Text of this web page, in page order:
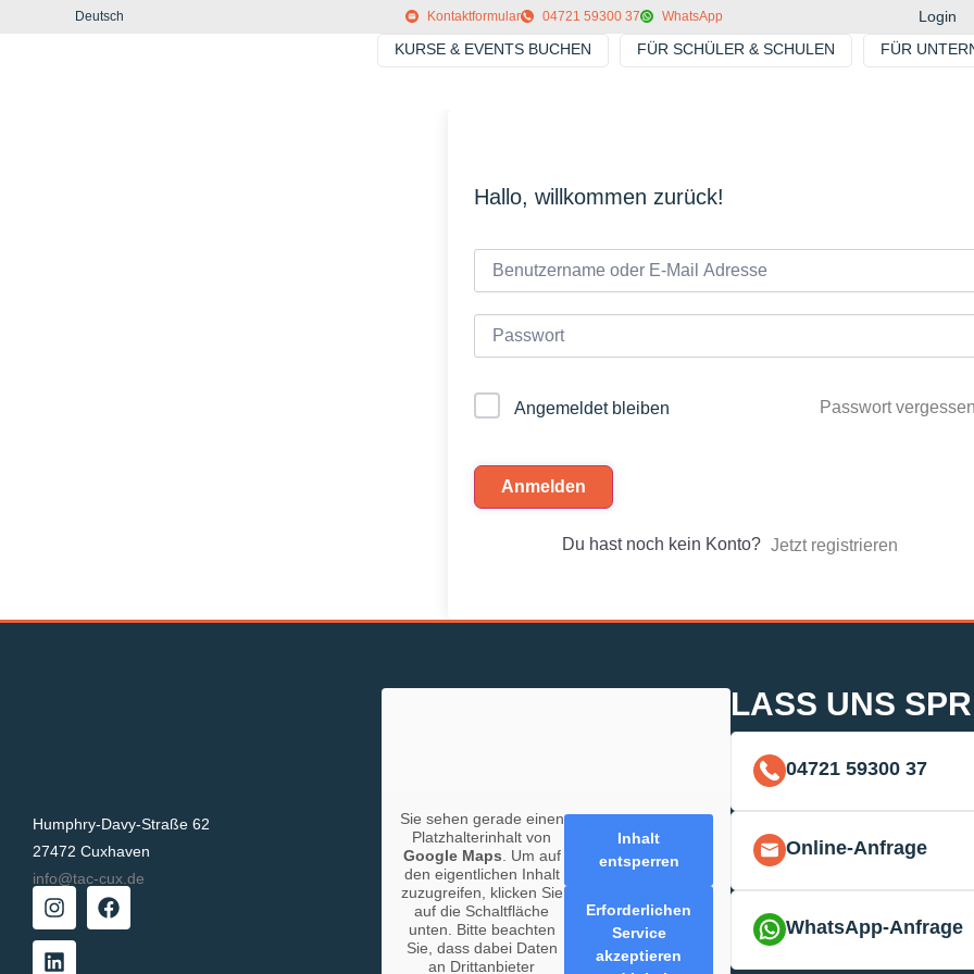
Deutsch Kontaktformular 04721 59300 37 WhatsApp
Login
KURSE & EVENTS BUCHEN
FÜR SCHÜLER & SCHULEN FÜR
Hallo, willkommen zurück!
Angemeldet bleiben Passwort
Anmelden
Du hast noch kein Konto? Jetzt registrieren
Humphry-Davy-Straße 62
27472 Cuxhaven
info@tac-cux.de
Sie sehen gerade einen
Platzhalterinhalt von
Google Maps . Um auf
den eigentlichen Inhalt
zuzugreifen, klicken Sie
auf die Schaltfläche
unten. Bitte beachten
Sie, dass dabei Daten
an Drittanbieter
Inhalt
entsperren
Erforderlichen
Service
akzeptieren
LASS UNS
04721 59300 37
Online-Anfrage
WhatsApp-Anfrage